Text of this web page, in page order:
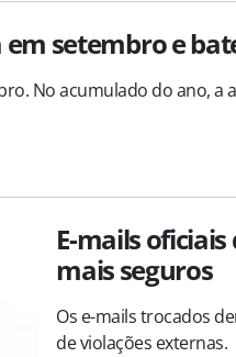
setembro e
No acumulado do ano, a
E-mails
mais seguros
Os e-mails trocados
de violações externas.